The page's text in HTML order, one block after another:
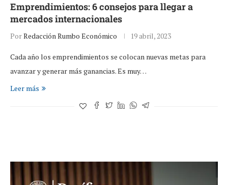
Emprendimientos: 6 consejos para llegar a
mercados internacionales
PorRedacción Rumbo Económico 19 abril, 2023
Cada año los emprendimientos se colocan nuevas metas para
avanzar y generar más ganancias. Es muy…
Leer más